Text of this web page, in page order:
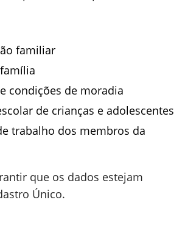
familiar
condições de moradia
de crianças e adolescentes
trabalho dos membros da
que os dados estejam
Único.